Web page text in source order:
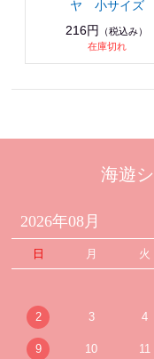
ヤ 小サイズ
216円
（税込み）
在庫切れ
海遊
2026年08月
日 月 火
2 3 4
9 10 11